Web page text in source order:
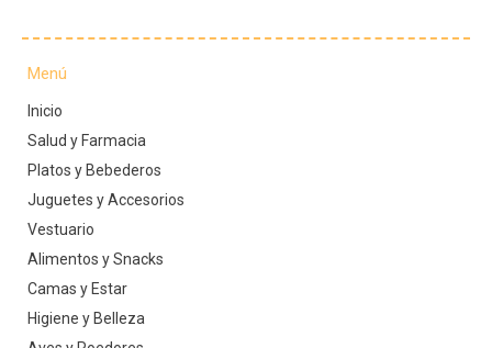
Menú
Inicio
Salud y Farmacia
Platos y Bebederos
Juguetes y Accesorios
Vestuario
Alimentos y Snacks
Camas y Estar
Higiene y Belleza